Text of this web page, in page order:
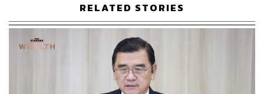
กรมสรรพสามิตระบุว่า การเปิดใช้งานระบบ Wine Fast
Track ถือเป็นส่วนหนึ่งของการผลักดันนโยบายดิจิทัลภาครัฐ
และสอดคล้องกับแนวทาง “EXCISE EXerCISE” ที่มุ่งยก
ระดับการจัดเก็บภาษีและการให้บริการประชาชนด้วย
เทคโนโลยีดิจิทัล เพื่อเพิ่มความสะดวก รวดเร็ว โปร่งใส และ
รองรับพฤติกรรมการเดินทางระหว่างประเทศที่เพิ่มขึ้น
RELATED STORIES